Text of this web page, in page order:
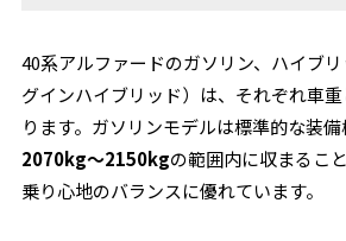
40系アルファードのガソリン、ハイブ
グインハイブリッド）は、それぞれ車
ります。ガソリンモデルは標準的な装
2070kg～2150kgの範囲内に収まるこ
乗り心地のバランスに優れています。